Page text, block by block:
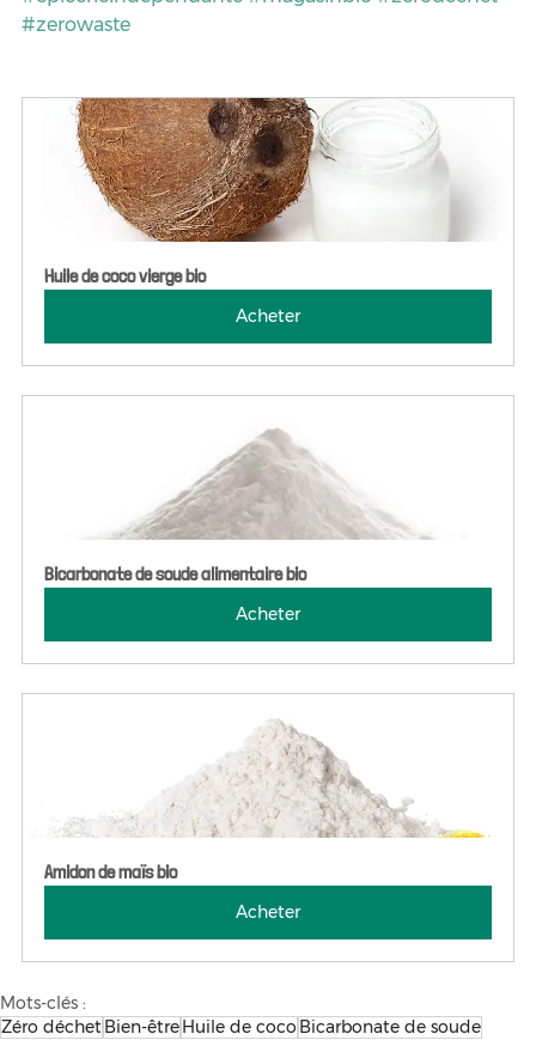
#zerowaste
Huile de coco vierge bio
Acheter
Bicarbonate de soude alimentaire bio
Acheter
Amidon de maïs bio
Acheter
Mots-clés :
Zéro déchetBien-êtreHuile de coco Bicarbonate de soude